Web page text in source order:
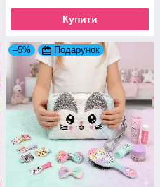
Купити
–5% Подарунок